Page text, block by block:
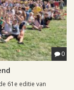
0
61e editie van